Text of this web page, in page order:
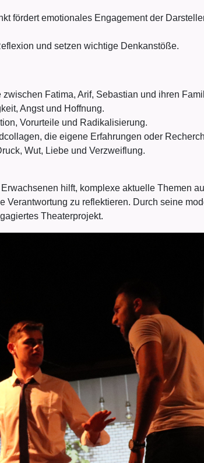
fördert emotionales Engagement der
und setzen wichtige Denkanstöße.
Fatima, Arif, Sebastian und ihren
Angst und Hoffnung.
Vorurteile und Radikalisierung.
die eigene Erfahrungen oder
Wut, Liebe und Verzweiflung.
hilft, komplexe aktuelle Themen
zu reflektieren. Durch seine
Theaterprojekt.